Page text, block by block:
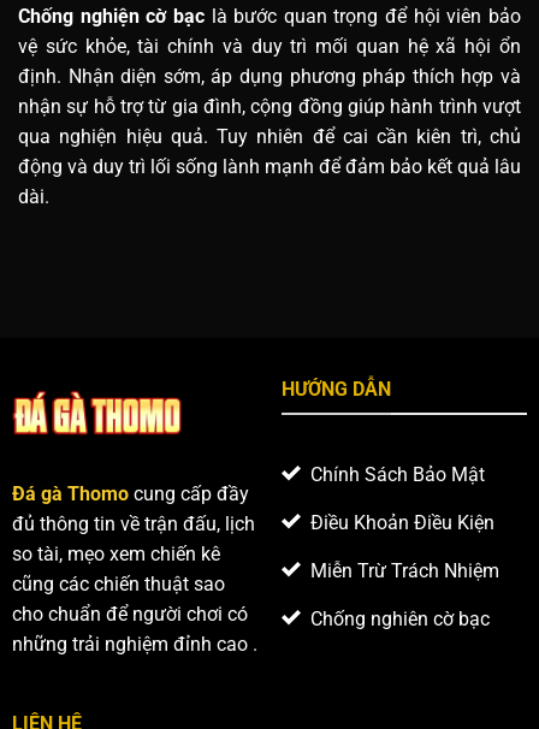
Chống nghiện cờ bạclà bước quan trọng để hội viên bảo
vệ sức khỏe, tài chính và duy trì mối quan hệ xã hội ổn
định. Nhận diện sớm, áp dụng phương pháp thích hợp và
nhận sự hỗ trợ từ gia đình, cộng đồng giúp hành trình vượt
qua nghiện hiệu quả. Tuy nhiên để cai cần kiên trì, chủ
động và duy trì lối sống lành mạnh để đảm bảo kết quả lâu
dài.
Đá gà Thomo cung cấp đầy
đủ thông tin về trận đấu, lịch
so tài, mẹo xem chiến kê
cũng các chiến thuật sao
cho chuẩn để người chơi có
những trải nghiệm đỉnh cao .
HƯỚNG DẪN
Chính Sách Bảo Mật
Điều Khoản Điều Kiện
Miễn Trừ Trách Nhiệm
Chống nghiên cờ bạc
LIÊN HỆ